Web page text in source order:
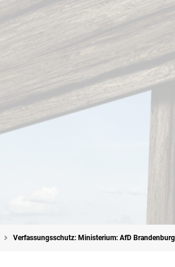
Verfassungsschutz: Ministerium: AfD